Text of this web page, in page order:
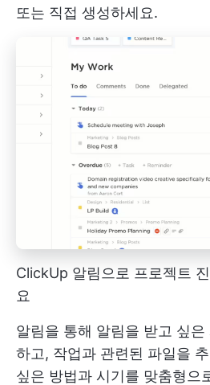
또는 직접 생성하세요.
ClickUp 알림으로 프로젝트
요
알림을 통해 알림을 받고 싶
하고, 작업과 관련된 파일을
싶은 방법과 시기를 맞춤형으